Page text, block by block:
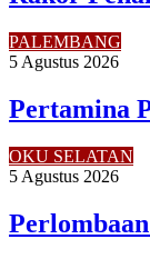
PALEMBANG
5 Agustus 2026
Pertamina
OKU SELATAN
5 Agustus 2026